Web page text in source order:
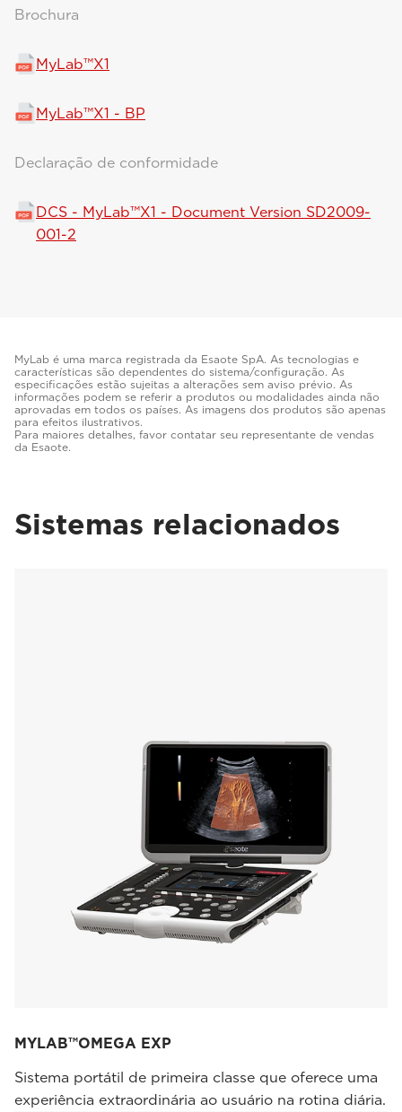
Brochura
MyLab™X1
MyLab™X1 - BP
Declaração de conformidade
DCS - MyLab™X1 - Document Version SD2009-
001-2
MyLab é uma marca registrada da Esaote SpA. As tecnologias e
características são dependentes do sistema/configuração. As
especificações estão sujeitas a alterações sem aviso prévio. As
informações podem se referir a produtos ou modalidades ainda não
aprovadas em todos os países. As imagens dos produtos são apenas
para efeitos ilustrativos.
Para maiores detalhes, favor contatar seu representante de vendas
da Esaote.
Sistemas relacionados
MYLAB™OMEGA EXP
Sistema portátil de primeira classe que oferece uma
experiência extraordinária ao usuário na rotina diária.